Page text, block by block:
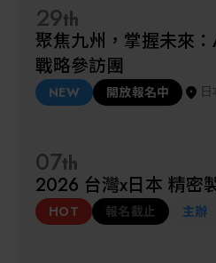
29th
聚焦九州，掌握未來
戰略參訪團
NEW 開放報名中 日
07th
2026 台灣x日本 精密
HOT 報名截止 主辦
資訊下載
顯示/光電設備
Micro LED/LED
無人載具